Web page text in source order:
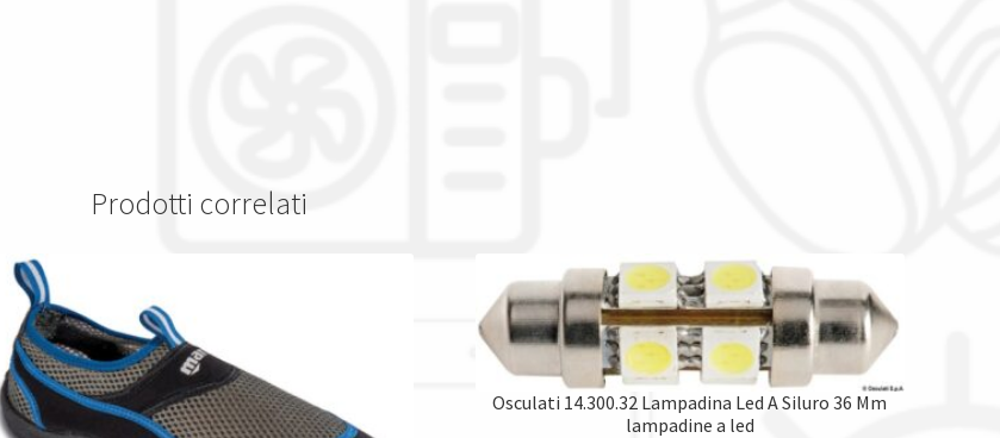
Prodotti correlati
Osculati 14.300.32 Lampadina Led A Siluro 36 Mm
lampadine a led